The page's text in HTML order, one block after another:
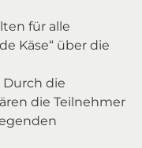
für alle
Käse“ über die
Durch die
die Teilnehmer